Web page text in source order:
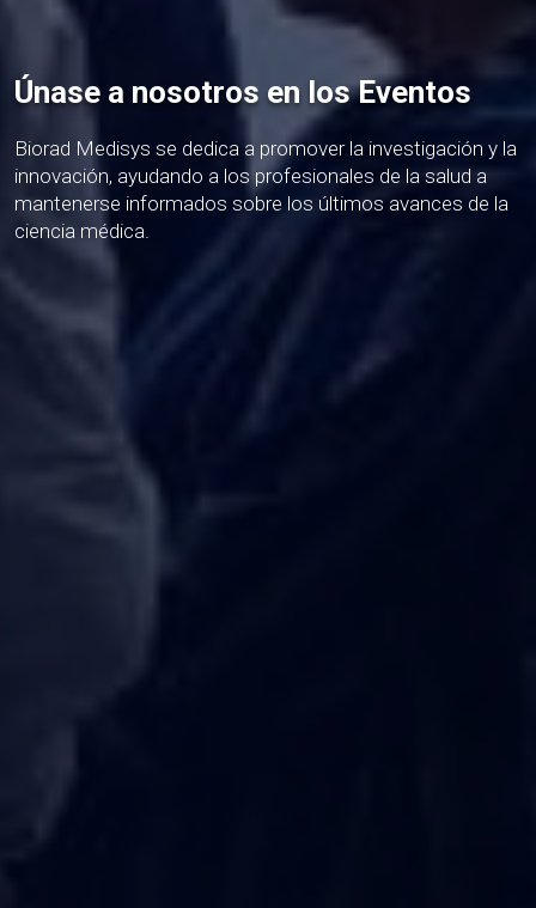
Únase a nosotros en los Eventos
Biorad Medisys se dedica a promover la investigación y la
innovación, ayudando a los profesionales de la salud a
mantenerse informados sobre los últimos avances de la
ciencia médica.